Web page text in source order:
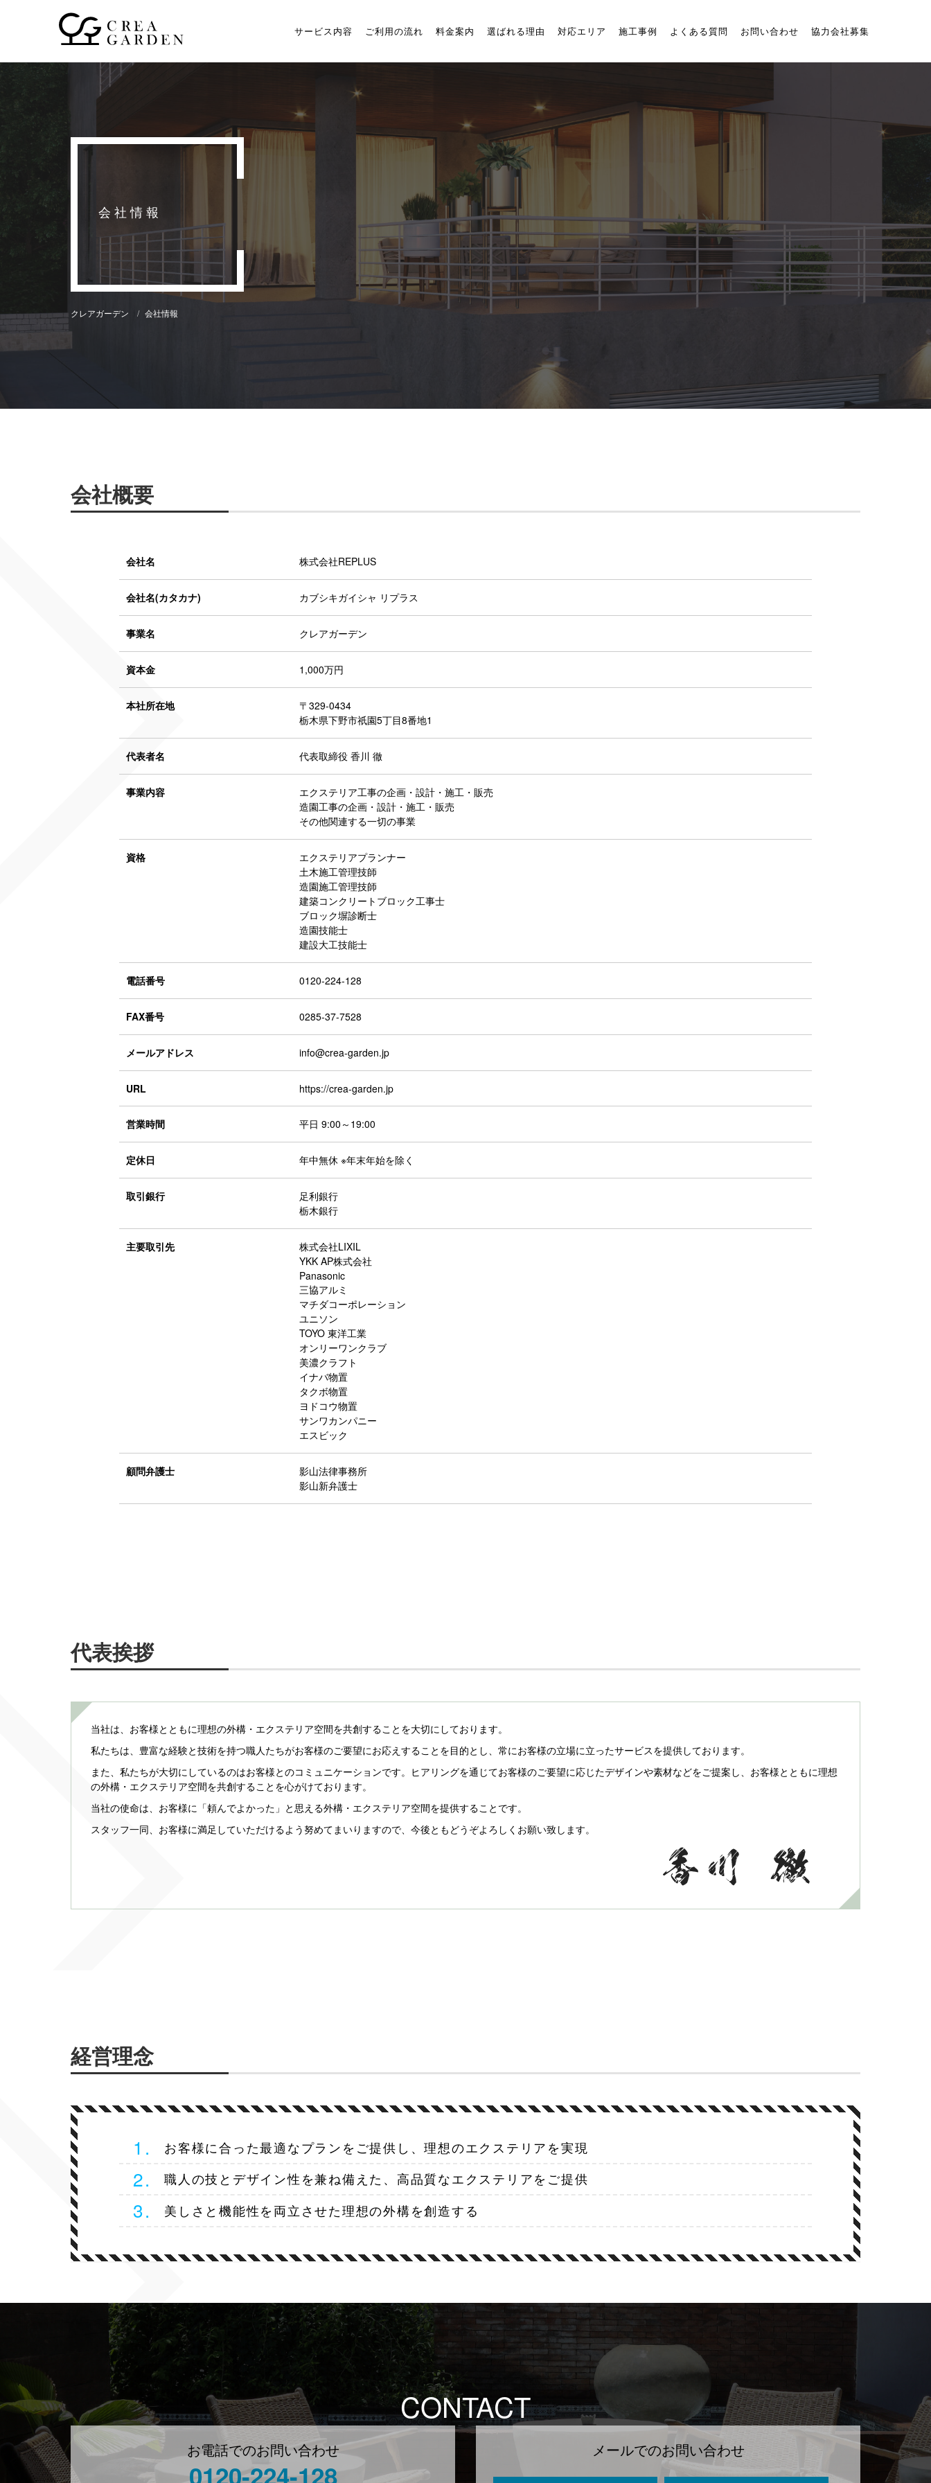
サービス内容 ご利用の流れ 料金案内 選ばれる理由 対応エリア 施工事例 よくある質問 お問い合わせ 協力会社募集
会社情報
クレアガーデン 会社情報
会社概要
会社名 株式会社REPLUS
会社名(カタカナ) カブシキガイシャ リプラス
事業名 クレアガーデン
資本金 1,000万円
本社所在地
〒329-0434
栃木県下野市祇園5丁目8番地1
代表者名 代表取締役 香川 徹
事業内容
エクステリア工事の企画・設計・施工・販売
造園工事の企画・設計・施工・販売
その他関連する一切の事業
資格
エクステリアプランナー
土木施工管理技師
造園施工管理技師
建築コンクリートブロック工事士
ブロック塀診断士
造園技能士
建設大工技能士
電話番号 0120-224-128
FAX番号 0285-37-7528
メールアドレス info@crea-garden.jp
URL https://crea-garden.jp
営業時間 平日 9:00～19:00
定休日 年中無休 ※年末年始を除く
取引銀行
足利銀行
栃木銀行
主要取引先
株式会社LIXIL
YKK AP株式会社
Panasonic
三協アルミ
マチダコーポレーション
ユニソン
TOYO 東洋工業
オンリーワンクラブ
美濃クラフト
イナバ物置
タクボ物置
ヨドコウ物置
サンワカンパニー
エスビック
顧問弁護士
影山法律事務所
影山新弁護士
代表挨拶
当社は、お客様とともに理想の外構・エクステリア空間を共創することを大切にしております。
私たちは、豊富な経験と技術を持つ職人たちがお客様のご要望にお応えすることを目的とし、常にお客様の立場に立ったサービスを提供しております。
また、私たちが大切にしているのはお客様とのコミュニケーションです。ヒアリングを通じてお客様のご要望に応じたデザインや素材などをご提案し、お客様とともに理想
の外構・エクステリア空間を共創することを心がけております。
当社の使命は、お客様に「頼んでよかった」と思える外構・エクステリア空間を提供することです。
スタッフ一同、お客様に満足していただけるよう努めてまいりますので、今後ともどうぞよろしくお願い致します。
経営理念
お客様に合った最適なプランをご提供し、理想のエクステリアを実現
職人の技とデザイン性を兼ね備えた、高品質なエクステリアをご提供
美しさと機能性を両立させた理想の外構を創造する
CONTACT
お電話でのお問い合わせ
0120-224-128
メールでのお問い合わせ